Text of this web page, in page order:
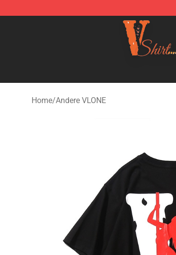
Vlone Shirt Store - Official Vlone Shirt Shop
Home/Andere VLONE